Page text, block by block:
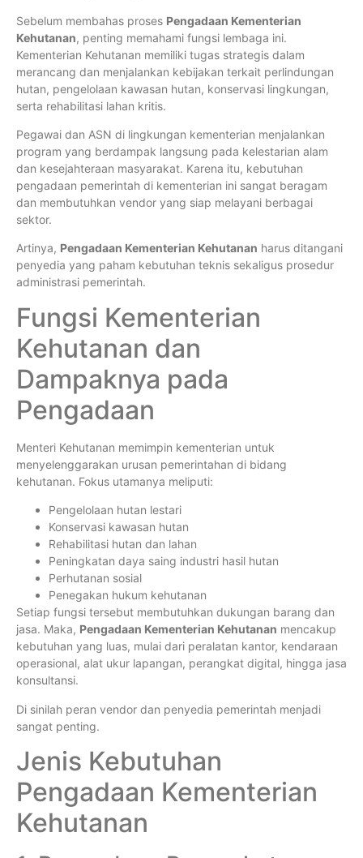
Sebelum membahas proses Pengadaan Kementerian
Kehutanan, penting memahami fungsi lembaga ini.
Kementerian Kehutanan memiliki tugas strategis dalam
merancang dan menjalankan kebijakan terkait perlindungan
hutan, pengelolaan kawasan hutan, konservasi lingkungan,
serta rehabilitasi lahan kritis.
Pegawai dan ASN di lingkungan kementerian menjalankan
program yang berdampak langsung pada kelestarian alam
dan kesejahteraan masyarakat. Karena itu, kebutuhan
pengadaan pemerintah di kementerian ini sangat beragam
dan membutuhkan vendor yang siap melayani berbagai
sektor.
Artinya, Pengadaan Kementerian Kehutanan harus ditangani
penyedia yang paham kebutuhan teknis sekaligus prosedur
administrasi pemerintah.
Fungsi Kementerian
Kehutanan dan
Dampaknya pada
Pengadaan
Menteri Kehutanan memimpin kementerian untuk
menyelenggarakan urusan pemerintahan di bidang
kehutanan. Fokus utamanya meliputi:
Pengelolaan hutan lestari
Konservasi kawasan hutan
Rehabilitasi hutan dan lahan
Peningkatan daya saing industri hasil hutan
Perhutanan sosial
Penegakan hukum kehutanan
Setiap fungsi tersebut membutuhkan dukungan barang dan
jasa. Maka, Pengadaan Kementerian Kehutanan mencakup
kebutuhan yang luas, mulai dari peralatan kantor, kendaraan
operasional, alat ukur lapangan, perangkat digital, hingga jasa
konsultansi.
Di sinilah peran vendor dan penyedia pemerintah menjadi
sangat penting.
Jenis Kebutuhan
Pengadaan Kementerian
Kehutanan